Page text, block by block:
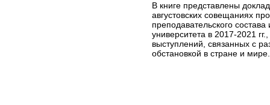
В книге представлены
августовских совещаниях
преподавательского состава
университета в 2017-2021
выступлений, связанных с
обстановкой в стране и мире.